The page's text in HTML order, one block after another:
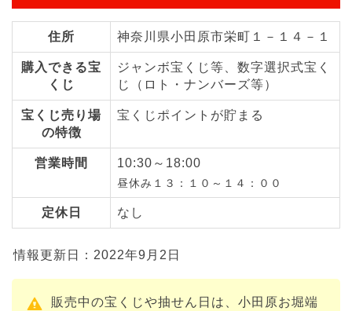
住所 神奈川県小田原市栄町１－１４－１
購入できる宝
くじ
ジャンボ宝くじ等、数字選択式宝く
じ（ロト・ナンバーズ等）
宝くじ売り場
の特徴
宝くじポイントが貯まる
営業時間 10:30～18:00
昼休み１３：１０～１４：００
定休日 なし
情報更新日：2022年9月2日
販売中の宝くじや抽せん日は、小田原お堀端